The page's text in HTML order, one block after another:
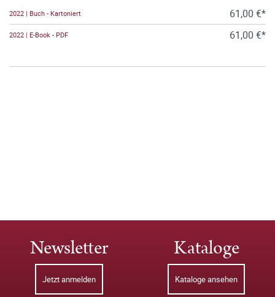
2022 | Buch - Kartoniert 61,00 €*
2022 | E-Book - PDF 61,00 €*
Newsletter
Jetzt anmelden
Kataloge
Kataloge ansehen